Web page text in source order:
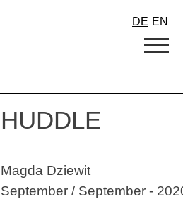
DE EN
HUDDLE
Magda Dziewit
September / September -